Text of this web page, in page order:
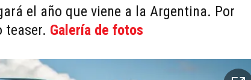
el año que viene a la Argentina. Por
teaser. Galería de fotos